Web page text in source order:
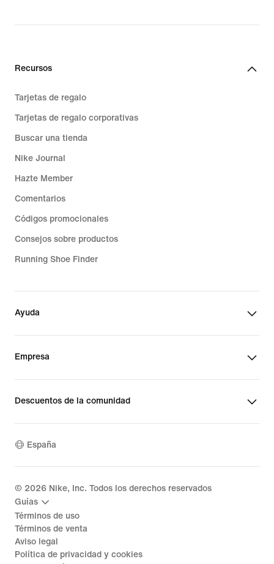
Recursos
Tarjetas de regalo
Tarjetas de regalo corporativas
Buscar una tienda
Nike Journal
Hazte Member
Comentarios
Códigos promocionales
Consejos sobre productos
Running Shoe Finder
Ayuda
Empresa
Descuentos de la comunidad
España
© 2026 Nike, Inc. Todos los derechos reservados
Guías
Términos de uso
Términos de venta
Aviso legal
Política de privacidad y cookies